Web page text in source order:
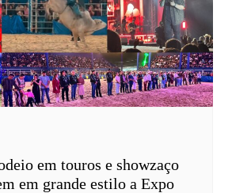
em touros e showzaço
em grande estilo a Expo